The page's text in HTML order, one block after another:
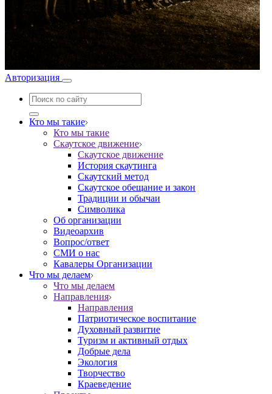
Авторизация
Кто мы такие
Кто мы такие
Скаутское движение
Скаутское движение
История скаутинга
Скаутский метод
Скаутское обещание и закон
Традиции и обычаи
Символика
Об организации
Видеоархив
Вопрос/ответ
СМИ о нас
Кавалеры Организации
Что мы делаем
Что мы делаем
Направления
Направления
Патриотическое воспитание
Духовный развитие
Туризм и активный отдых
Добрые дела
Экология
Творчество
Краеведение